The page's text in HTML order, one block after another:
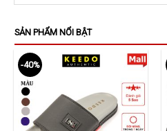
SẢN PHẨM NỔI BẬT
-40%